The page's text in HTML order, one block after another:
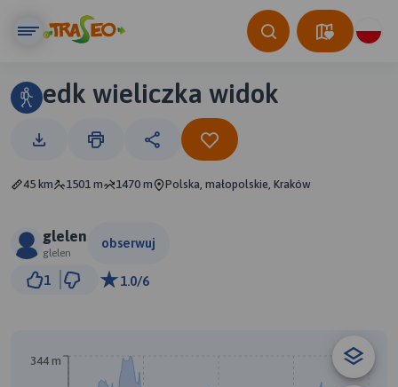
edk wieliczka widok
45 km 1501 m 1470 m Polska, małopolskie, Kraków
glelen
glelen
obserwuj
1 1.0/6
344 m